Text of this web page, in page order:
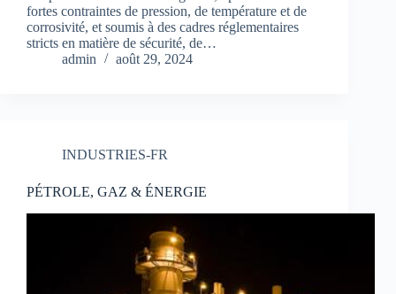
fortes contraintes de pression, de température et de
corrosivité, et soumis à des cadres réglementaires
stricts en matière de sécurité, de…
admin
août 29, 2024
INDUSTRIES-FR
PÉTROLE, GAZ & ÉNERGIE